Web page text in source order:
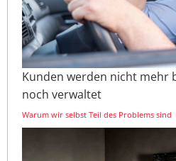
Kunden werden nicht mehr
noch verwaltet
Warum wir selbst Teil des Problems sind